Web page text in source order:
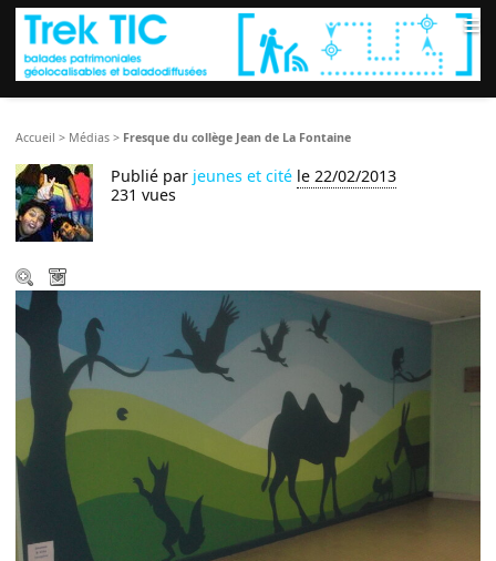
≡
Accueil > Médias > Fresque du collège Jean de La Fontaine
Publié par jeunes et cité le 22/02/2013
231 vues